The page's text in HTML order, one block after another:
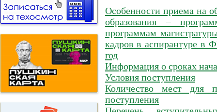
Особенности приема на
образования –
программам
кадров в аспирантуре
год
Информация о сроках
Условия поступления
Количество мест для
поступления